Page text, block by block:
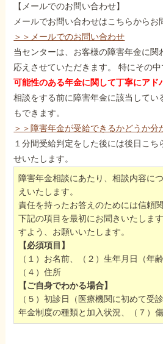
【メールでのお問い合わせ】
メールでお問い合わせはこちらからお
＞＞メールでのお問い合わせ
当センターは、お客様の障害年金に関
応えさせていただきます。 特にその中
可能性のある年金に関して丁寧にアド
相談をする前に障害年金に該当してい
もできます。
＞＞障害年金が受給できるかどうか分
１分間受給判定をした後には後日こち
せいたします。
障害年金相談にあたり、相談内容に
えいたします。
責任を持ったお答えのためには信頼
下記の項目を最初にお聞きいたしま
すよう、お願いいたします。
【必須項目】
（１）お名前、（２）生年月日（年
（４）住所
【ご自身でわかる場合】
（５）初診日（医療機関に初めて受
年金制度の種類と加入状況、（７）